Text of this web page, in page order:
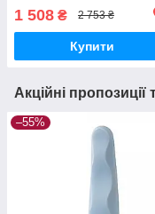
Вібратори
секс-шоп
1 508 ₴ 2 753 ₴
Купити
Акційні пропозиції
–55%